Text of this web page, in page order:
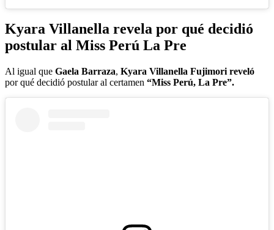
Kyara Villanella revela por qué decidió
postular al Miss Perú La Pre
Al igual que Gaela Barraza, Kyara Villanella Fujimori reveló
por qué decidió postular al certamen “Miss Perú, La Pre”.